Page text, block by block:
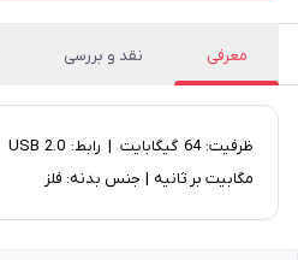
معرفی نقد و بررسی
مگابیت بر ثانیه | جنس بدنه: فلز